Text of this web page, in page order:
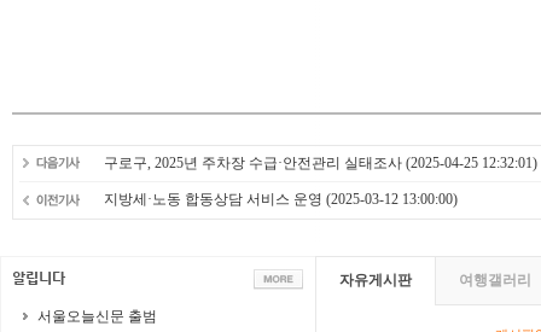
구로구, 2025년 주차장 수급·안전관리 실태조사 (2025-04-25 12:32:01)
지방세·노동 합동상담 서비스 운영 (2025-03-12 13:00:00)
서울오늘신문 출범
자유게시판 여행갤러리